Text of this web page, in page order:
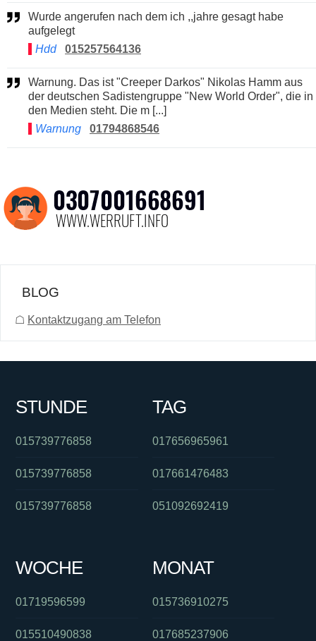
Wurde angerufen nach dem ich ,,jahre gesagt habe
aufgelegt
Hdd
015257564136
Warnung. Das ist "Creeper Darkos" Nikolas Hamm aus
der deutschen Sadistengruppe "New World Order", die in
den Medien steht. Die m [...]
Warnung
01794868546
BLOG
☖ Kontaktzugang am Telefon
STUNDE
015739776858
015739776858
015739776858
TAG
017656965961
017661476483
051092692419
WOCHE
01719596599
015510490838
MONAT
015736910275
017685237906